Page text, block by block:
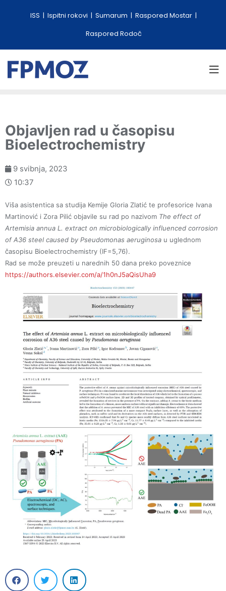
ISS Ispitni rokovi Sumarum
Raspored Mostar
Raspored Rodoč
Objavljen rad u časopisu
Bioelectrochemistry
9 svibnja, 2023
10:37
Viša asistentica sa studija Kemije Gloria Zlatić te profesorice Ivana
Martinović i Zora Pilić objavile su rad po nazivom The effect of
Artemisia annua L. extract on microbiologically influenced corrosion
of A36 steel caused by Pseudomonas aeruginosa u uglednom
časopisu Bioelectrochemistry (IF=5,76).
Rad se može preuzeti u narednih 50 dana preko poveznice
https://authors.elsevier.com/a/1h0nJ5aQisUha9